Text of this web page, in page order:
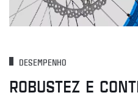
DESEMPENHO
ROBUSTEZ E